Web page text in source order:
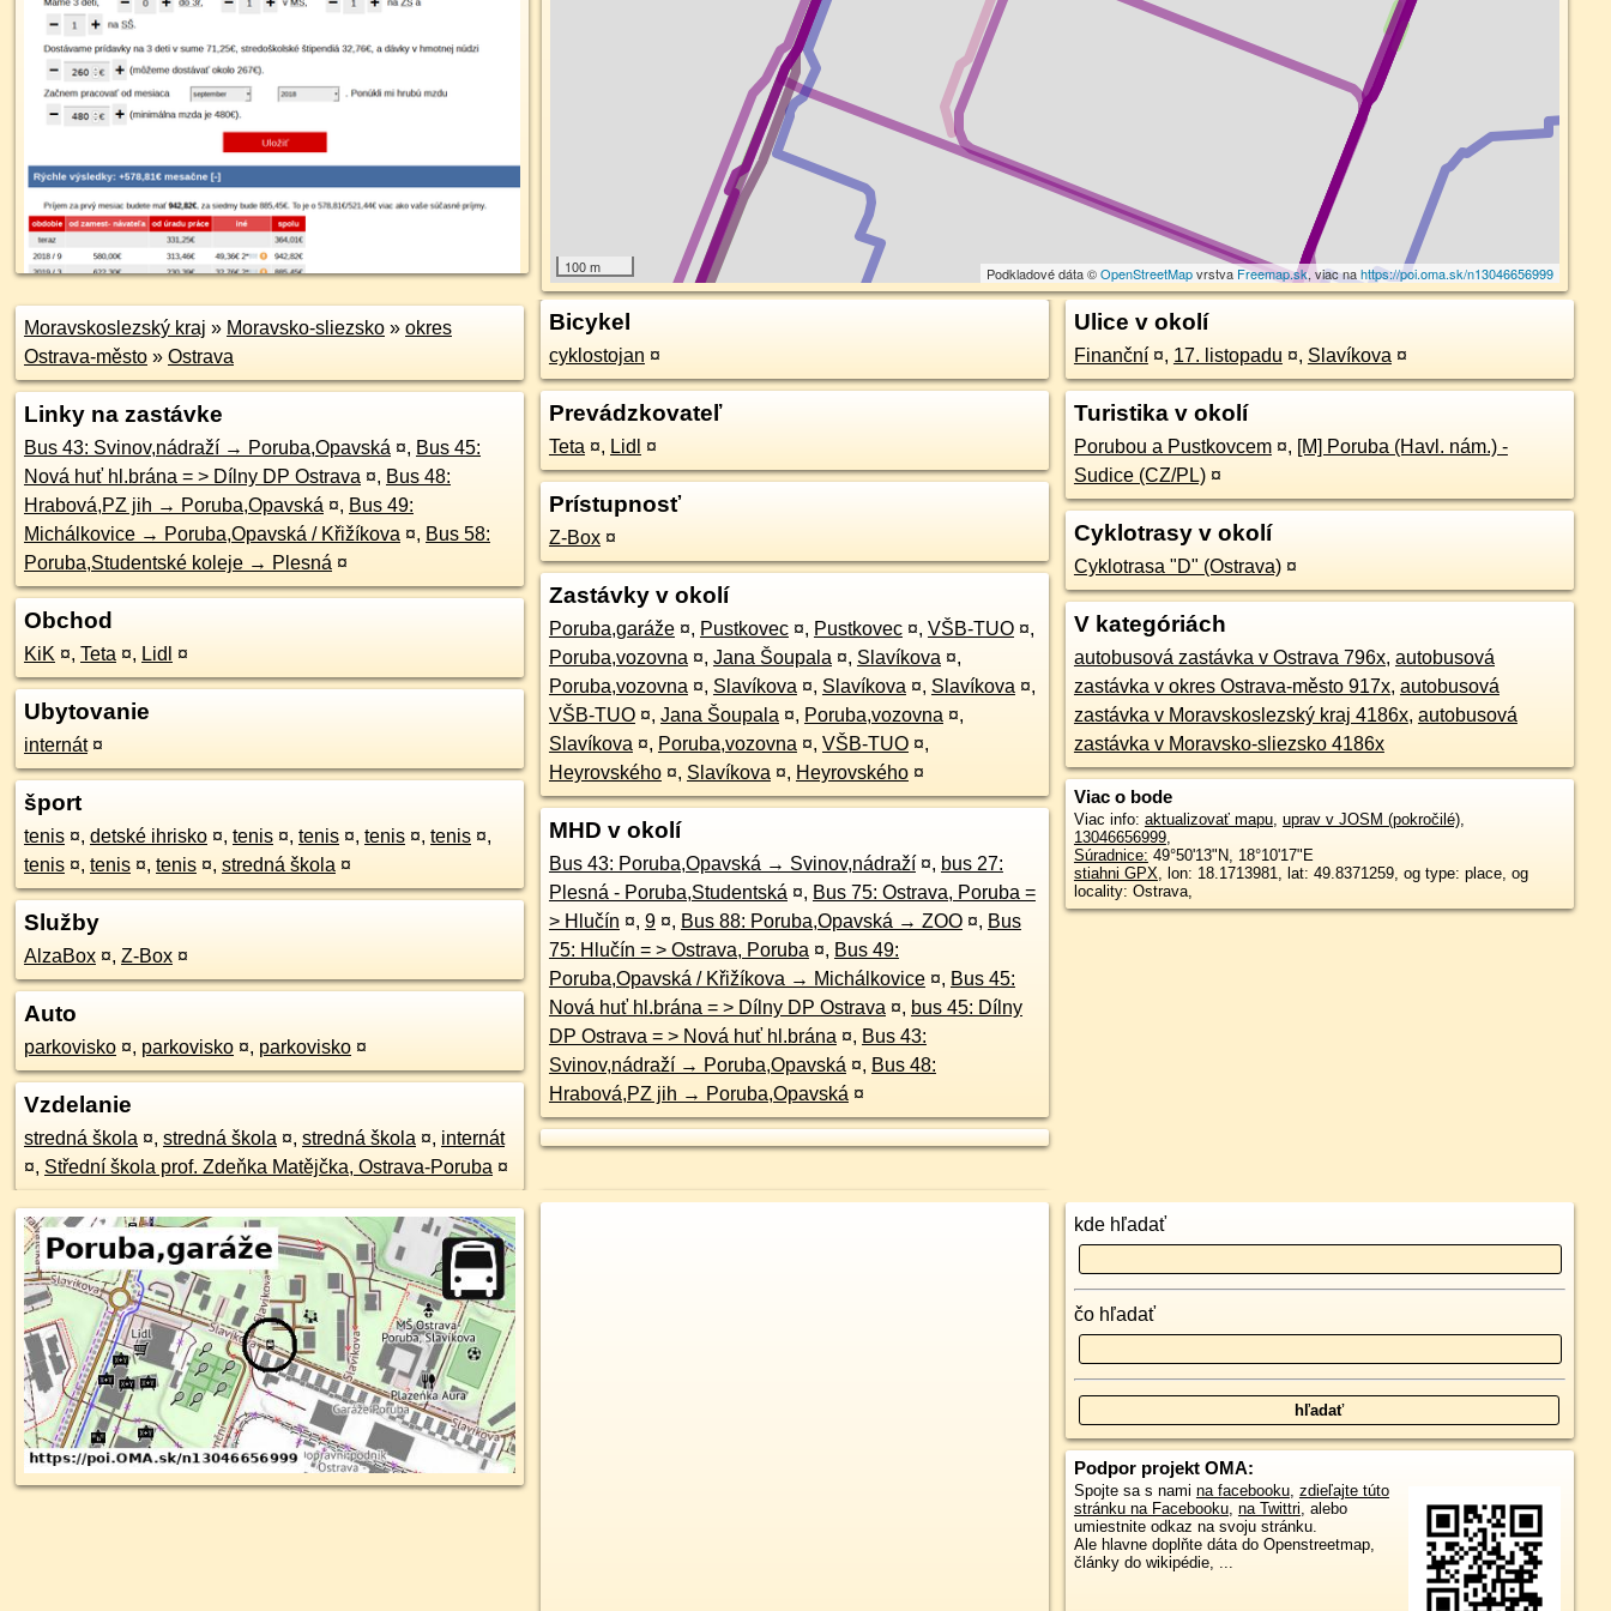
100 m Podkladové dáta ©OpenStreetMapvrstva Freemap.sk, viac nahttps://poi.oma.sk/n13046656999
Moravskoslezský kraj » Moravsko-sliezsko » okres
Ostrava-město » Ostrava
Linky na zastávke
Bus 43: Svinov,nádraží → Poruba,Opavská ¤, Bus 45:
Nová huť hl.brána = > Dílny DP Ostrava ¤, Bus 48:
Hrabová,PZ jih → Poruba,Opavská ¤, Bus 49:
Michálkovice → Poruba,Opavská / Křižíkova ¤, Bus 58:
Poruba,Studentské koleje → Plesná ¤
Obchod
KiK ¤, Teta ¤, Lidl ¤
Ubytovanie
internát ¤
šport
tenis ¤, detské ihrisko ¤, tenis ¤, tenis ¤, tenis ¤, tenis ¤,
tenis ¤, tenis ¤, tenis ¤, stredná škola ¤
Služby
AlzaBox ¤, Z-Box ¤
Auto
parkovisko ¤, parkovisko ¤, parkovisko ¤
Vzdelanie
stredná škola ¤, stredná škola ¤, stredná škola ¤, internát
¤, Střední škola prof. Zdeňka Matějčka, Ostrava-Poruba ¤
Bicykel
cyklostojan ¤
Prevádzkovateľ
Teta ¤, Lidl ¤
Prístupnosť
Z-Box ¤
Zastávky v okolí
Poruba,garáže ¤, Pustkovec ¤, Pustkovec ¤, VŠB-TUO ¤,
Poruba,vozovna ¤, Jana Šoupala ¤, Slavíkova ¤,
Poruba,vozovna ¤, Slavíkova ¤, Slavíkova ¤, Slavíkova ¤,
VŠB-TUO ¤, Jana Šoupala ¤, Poruba,vozovna ¤,
Slavíkova ¤, Poruba,vozovna ¤, VŠB-TUO ¤,
Heyrovského ¤, Slavíkova ¤, Heyrovského ¤
MHD v okolí
Bus 43: Poruba,Opavská → Svinov,nádraží ¤, bus 27:
Plesná - Poruba,Studentská ¤, Bus 75: Ostrava, Poruba =
> Hlučín ¤, 9 ¤, Bus 88: Poruba,Opavská → ZOO ¤, Bus
75: Hlučín = > Ostrava, Poruba ¤, Bus 49:
Poruba,Opavská / Křižíkova → Michálkovice ¤, Bus 45:
Nová huť hl.brána = > Dílny DP Ostrava ¤, bus 45: Dílny
DP Ostrava = > Nová huť hl.brána ¤, Bus 43:
Svinov,nádraží → Poruba,Opavská ¤, Bus 48:
Hrabová,PZ jih → Poruba,Opavská ¤
Ulice v okolí
Finanční ¤, 17. listopadu ¤, Slavíkova ¤
Turistika v okolí
Porubou a Pustkovcem ¤, [M] Poruba (Havl. nám.) -
Sudice (CZ/PL) ¤
Cyklotrasy v okolí
Cyklotrasa "D" (Ostrava) ¤
V kategóriách
autobusová zastávka v Ostrava 796x, autobusová
zastávka v okres Ostrava-město 917x, autobusová
zastávka v Moravskoslezský kraj 4186x, autobusová
zastávka v Moravsko-sliezsko 4186x
Viac o bode
Viac info: aktualizovať mapu, uprav v JOSM (pokročilé),
13046656999,
Súradnice: 49°50'13"N, 18°10'17"E
stiahni GPX, lon: 18.1713981, lat: 49.8371259, og type: place, og
locality: Ostrava,
kde hľadať
čo hľadať
Podpor projekt OMA:
Spojte sa s nami na facebooku, zdieľajte túto
stránku na Facebooku, na Twittri, alebo
umiestnite odkaz na svoju stránku.
Ale hlavne doplňte dáta do Openstreetmap,
články do wikipédie, ...